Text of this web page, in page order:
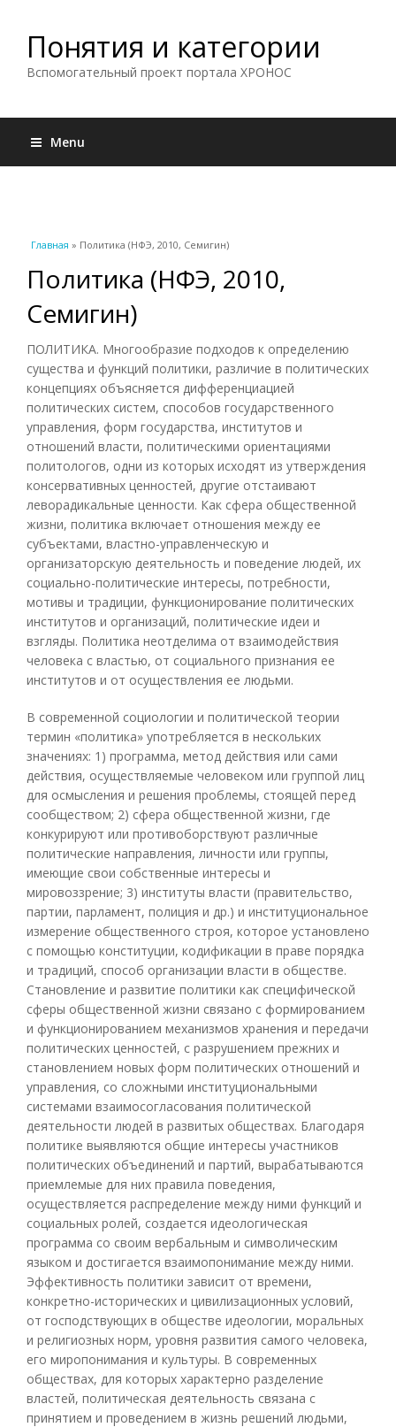
Понятия и категории
Вспомогательный проект портала ХРОНОС
Menu
Вы здесь
Главная » Политика (НФЭ, 2010, Семигин)
Политика (НФЭ, 2010,
Семигин)
ПОЛИТИКА. Многообразие подходов к определению
существа и функций политики, различие в политических
концепциях объясняется дифференциацией
политических систем, способов государственного
управления, форм государства, институтов и
отношений власти, политическими ориентациями
политологов, одни из которых исходят из утверждения
консервативных ценностей, другие отстаивают
леворадикальные ценности. Как сфера общественной
жизни, политика включает отношения между ее
субъектами, властно-управленческую и
организаторскую деятельность и поведение людей, их
социально-политические интересы, потребности,
мотивы и традиции, функционирование политических
институтов и организаций, политические идеи и
взгляды. Политика неотделима от взаимодействия
человека с властью, от социального признания ее
институтов и от осуществления ее людьми.
В современной социологии и политической теории
термин «политика» употребляется в нескольких
значениях: 1) программа, метод действия или сами
действия, осуществляемые человеком или группой лиц
для осмысления и решения проблемы, стоящей перед
сообществом; 2) сфера общественной жизни, где
конкурируют или противоборствуют различные
политические направления, личности или группы,
имеющие свои собственные интересы и
мировоззрение; 3) институты власти (правительство,
партии, парламент, полиция и др.) и институциональное
измерение общественного строя, которое установлено
с помощью конституции, кодификации в праве порядка
и традиций, способ организации власти в обществе.
Становление и развитие политики как специфической
сферы общественной жизни связано с формированием
и функционированием механизмов хранения и передачи
политических ценностей, с разрушением прежних и
становлением новых форм политических отношений и
управления, со сложными институциональными
системами взаимосогласования политической
деятельности людей в развитых обществах. Благодаря
политике выявляются общие интересы участников
политических объединений и партий, вырабатываются
приемлемые для них правила поведения,
осуществляется распределение между ними функций и
социальных ролей, создается идеологическая
программа со своим вербальным и символическим
языком и достигается взаимопонимание между ними.
Эффективность политики зависит от времени,
конкретно-исторических и цивилизационных условий,
от господствующих в обществе идеологии, моральных
и религиозных норм, уровня развития самого человека,
его миропонимания и культуры. В современных
обществах, для которых характерно разделение
властей, политическая деятельность связана с
принятием и проведением в жизнь решений людьми,